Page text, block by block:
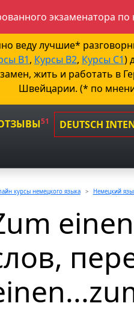
экзаменатора
веду лучшие*
B1, Курсы B2, Курсы С1)
жить и работать в
Швейцарии. (* по
51 DEUTSCH
курсы немецкого языка Немецкий